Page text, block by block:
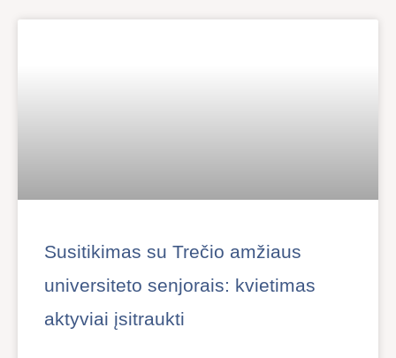
Susitikimas su Trečio amžiaus
universiteto senjorais: kvietimas
aktyviai įsitraukti